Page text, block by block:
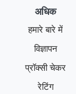
अधिक
हमारे बारे में
विज्ञापन
प्रॉक्सी चेकर
रेटिंग